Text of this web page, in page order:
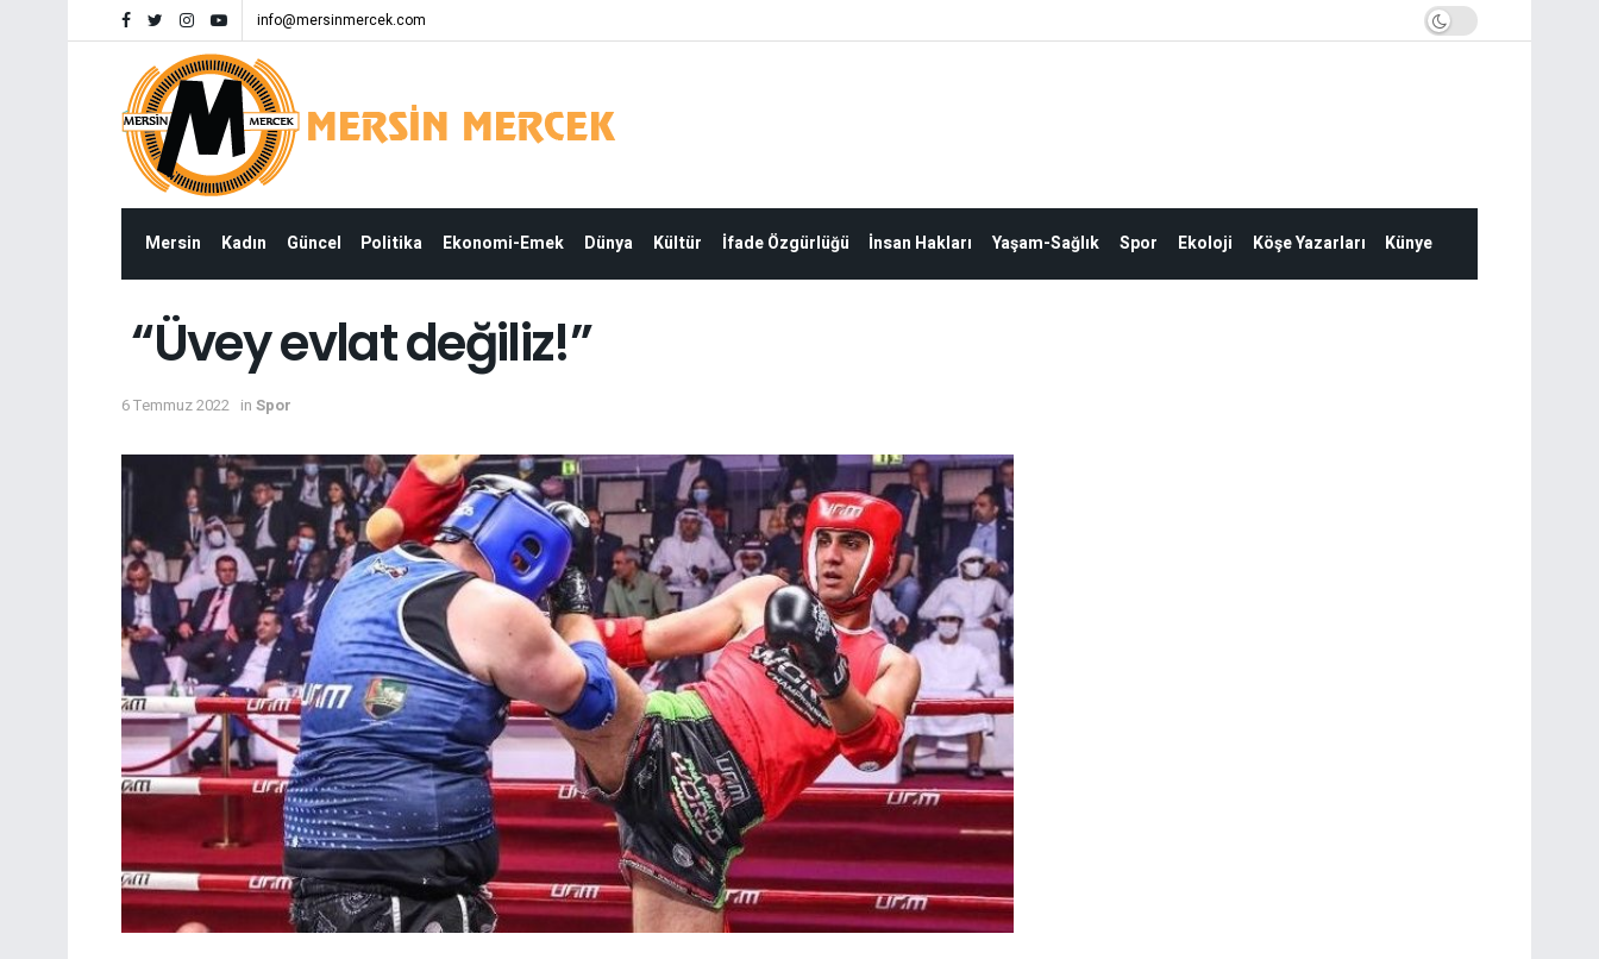
info@mersinmercek.com
Mersin Kadın Güncel Politika Ekonomi-Emek Dünya Kültür İfade Özgürlüğü İnsan Hakları Yaşam-Sağlık Spor Ekoloji Köşe Yazarları Künye
“Üvey evlat değiliz!”
6 Temmuz 2022 in Spor